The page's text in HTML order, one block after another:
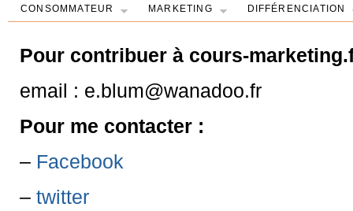
CONSOMMATEUR MARKETING DIFFÉRENCIATION
Pour contribuer à cours-
email : e.blum@wanadoo.fr
Pour me contacter :
– Facebook
– twitter